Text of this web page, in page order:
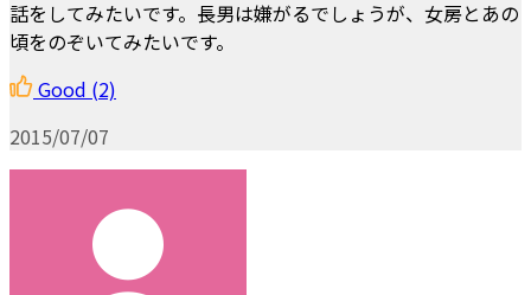
話をしてみたいです。長男は嫌がるでしょうが、女房とあの
頃をのぞいてみたいです。
Good (2)
2015/07/07